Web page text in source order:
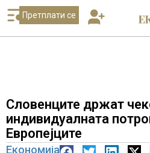
Претплати се
Словенците држат
индивидуалната
Европејците
Економија